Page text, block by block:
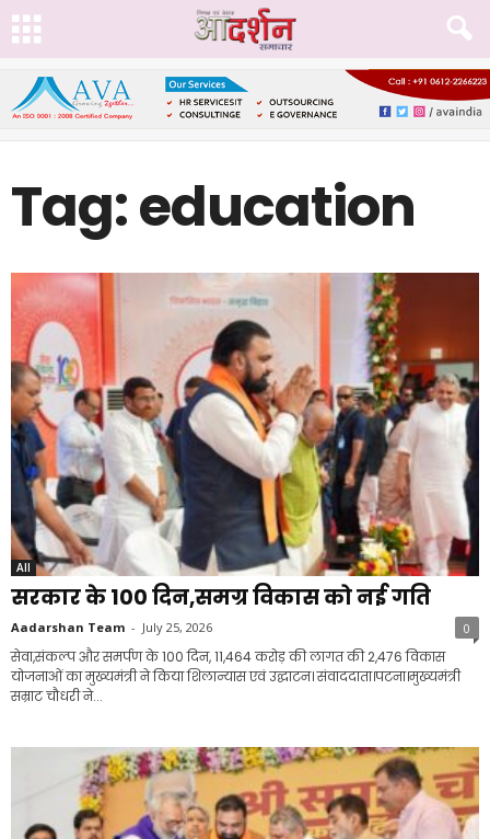
Tag: education
All
सरकार के 100 दिन,समग्र विकास को नई गति
Aadarshan Team - July 25, 2026 0
सेवा,संकल्प और समर्पण के 100 दिन, 11,464 करोड़ की लागत की 2,476 विकास
योजनाओं का मुख्यमंत्री ने किया शिलान्यास एवं उद्घाटन। संवाददाता।पटना।मुख्यमंत्री
सम्राट चौधरी ने...